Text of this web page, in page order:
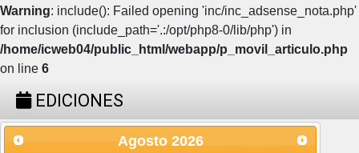
Warning: include(): Failed opening 'inc/inc_adsense_nota.php'
for inclusion (include_path='.:/opt/php8-0/lib/php') in
/home/icweb04/public_html/webapp/p_movil_articulo.php
on line 6
EDICIONES
Agosto 2026